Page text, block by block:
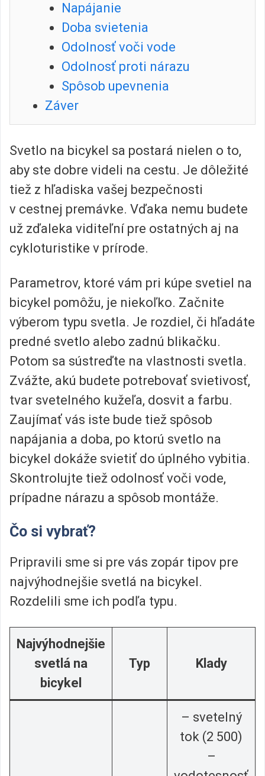
Napájanie
Doba svietenia
Odolnosť voči vode
Odolnosť proti nárazu
Spôsob upevnenia
Záver
Svetlo na bicykel sa postará nielen o to,
aby ste dobre videli na cestu. Je dôležité
tiež z hľadiska vašej bezpečnosti
v cestnej premávke. Vďaka nemu budete
už zďaleka viditeľní pre ostatných aj na
cykloturistike v prírode.
Parametrov, ktoré vám pri kúpe svetiel na
bicykel pomôžu, je niekoľko. Začnite
výberom typu svetla. Je rozdiel, či hľadáte
predné svetlo alebo zadnú blikačku.
Potom sa sústreďte na vlastnosti svetla.
Zvážte, akú budete potrebovať svietivosť,
tvar svetelného kužeľa, dosvit a farbu.
Zaujímať vás iste bude tiež spôsob
napájania a doba, po ktorú svetlo na
bicykel dokáže svietiť do úplného vybitia.
Skontrolujte tiež odolnosť voči vode,
prípadne nárazu a spôsob montáže.
Čo si vybrať?
Pripravili sme si pre vás zopár tipov pre
najvýhodnejšie svetlá na bicykel.
Rozdelili sme ich podľa typu.
Najvýhodnejšie
svetlá na
bicykel
Typ Klady
– svetelný
tok (2 500)
–